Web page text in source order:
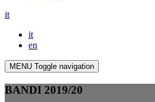
it
it
en
MENU Toggle navigation
BANDI 2019/20